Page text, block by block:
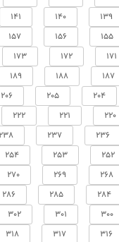
139
140
141
155
156
157
171
172
173
187
188
189
204
205
206
220
221
222
236
237
238
252
253
254
268
269
270
284
285
286
300
301
302
316
317
318